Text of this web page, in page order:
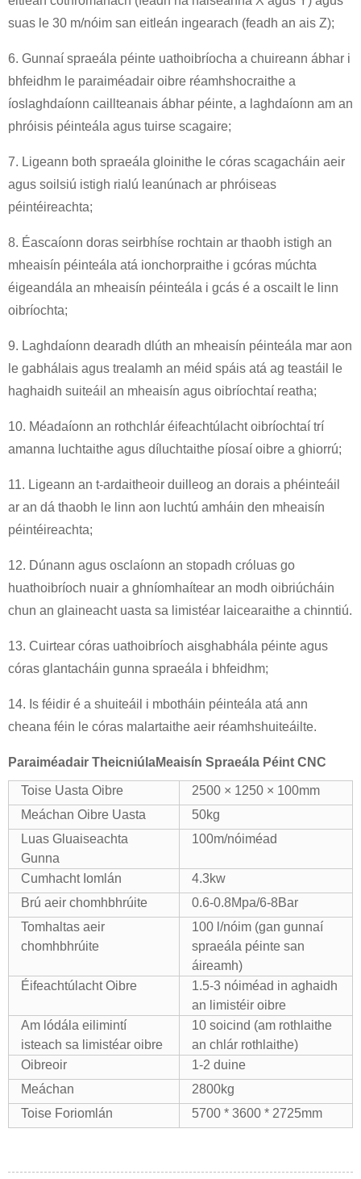
suas le 30 m/nóim san eitleán ingearach (feadh an ais Z);
6. Gunnaí spraeála péinte uathoibríocha a chuireann ábhar i
bhfeidhm le paraiméadair oibre réamhshocraithe a
íoslaghdaíonn caillteanais ábhar péinte, a laghdaíonn am an
phróisis péinteála agus tuirse scagaire;
7. Ligeann both spraeála gloinithe le córas scagacháin aeir
agus soilsiú istigh rialú leanúnach ar phróiseas
péintéireachta;
8. Éascaíonn doras seirbhíse rochtain ar thaobh istigh an
mheaisín péinteála atá ionchorpraithe i gcóras múchta
éigeandála an mheaisín péinteála i gcás é a oscailt le linn
oibríochta;
9. Laghdaíonn dearadh dlúth an mheaisín péinteála mar aon
le gabhálais agus trealamh an méid spáis atá ag teastáil le
haghaidh suiteáil an mheaisín agus oibríochtaí reatha;
10. Méadaíonn an rothchlár éifeachtúlacht oibríochtaí trí
amanna luchtaithe agus díluchtaithe píosaí oibre a ghiorrú;
11. Ligeann an t-ardaitheoir duilleog an dorais a phéinteáil
ar an dá thaobh le linn aon luchtú amháin den mheaisín
péintéireachta;
12. Dúnann agus osclaíonn an stopadh cróluas go
huathoibríoch nuair a ghníomhaítear an modh oibriúcháin
chun an glaineacht uasta sa limistéar laicearaithe a chinntiú.
13. Cuirtear córas uathoibríoch aisghabhála péinte agus
córas glantacháin gunna spraeála i bhfeidhm;
14. Is féidir é a shuiteáil i mbotháin péinteála atá ann
cheana féin le córas malartaithe aeir réamhshuiteáilte.
Paraiméadair TheicniúlaMeaisín Spraeála Péint CNC
Toise Uasta Oibre
2500 × 1250 × 100mm
Meáchan Oibre Uasta
50kg
Luas Gluaiseachta
Gunna
100m/nóiméad
Cumhacht Iomlán
4.3kw
Brú aeir chomhbhrúite
0.6-0.8Mpa/6-8Bar
Tomhaltas aeir
chomhbhrúite
100 l/nóim (gan gunnaí
spraeála péinte san
áireamh)
Éifeachtúlacht Oibre
1.5-3 nóiméad in aghaidh
an limistéir oibre
Am lódála eilimintí
isteach sa limistéar oibre
10 soicind (am rothlaithe
an chlár rothlaithe)
Oibreoir
1-2 duine
Meáchan
2800kg
Toise Foriomlán
5700 * 3600 * 2725mm